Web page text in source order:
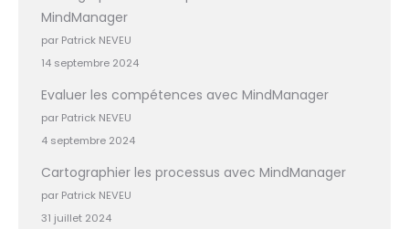
MindManager
par Patrick NEVEU
14 septembre 2024
Evaluer les compétences avec MindManager
par Patrick NEVEU
4 septembre 2024
Cartographier les processus avec MindManager
par Patrick NEVEU
31 juillet 2024